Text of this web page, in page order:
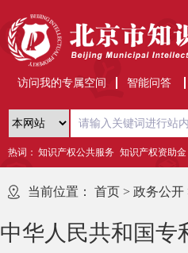
访问我的专属空间 智能问答
热词： 知识产权公共服务 知识产权资助金
当前位置： 首页 > 政务公开
中华人民共和国专